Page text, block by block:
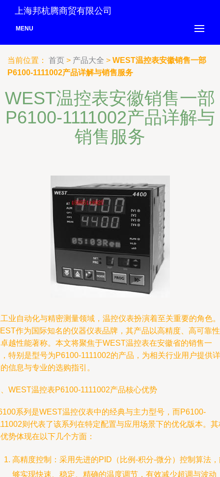
上海邦杭腾商贸有限公司
MENU
当前位置： 首页 > 产品大全 > WEST温控表安徽销售一部
P6100-1111002产品详解与销售服务
WEST温控表安徽销售一部
P6100-1111002产品详解与
销售服务
业自动化与精密测量领域，温控仪表扮演着至关重要的角色。
作为国际知名的仪器仪表品牌，其产品以高精度、高可靠性
越性能著称。本文将聚焦于WEST温控表在安徽省的销售一
特别是型号为P6100-1111002的产品，为相关行业用户提供详
信息与专业的选购指引。
WEST温控表P6100-1111002产品核心优势
系列是WEST温控仪表中的经典与主力型号，而P6100-
则代表了该系列在特定配置与应用场景下的优化版本。其
势体现在以下几个方面：
高精度控制：采用先进的PID（比例-积分-微分）控制算法
够实现快速、稳定、精确的温度调节，有效减少超调与波动